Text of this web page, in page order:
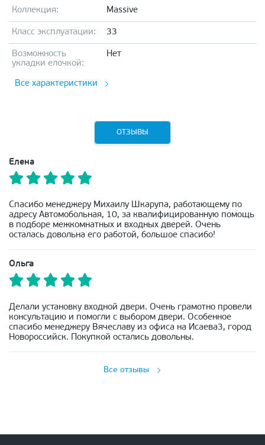
Коллекция: Massive
Класс эксплуатации: 33
Возможность
укладки елочкой:
Нет
Все характеристики
ОТЗЫВЫ
Елена
Спасибо менеджеру Михаилу Шкарупа, работающему по
адресу Автомобольная, 10, за квалифицированную помощь
в подборе межкомнатных и входных дверей. Очень
осталась довольна его работой, большое спасибо!
Ольга
Делали установку входной двери. Очень грамотно провели
консультацию и помогли с выбором двери. Особенное
спасибо менеджеру Вячеславу из офиса на Исаева3, город
Новороссийск. Покупкой остались довольны.
Все отзывы